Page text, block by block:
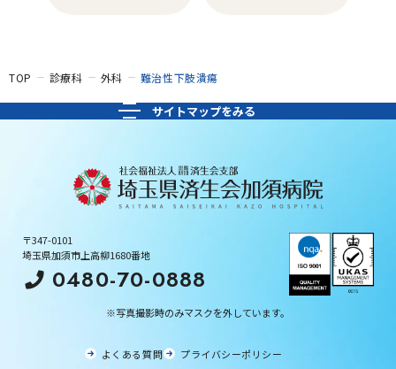
TOP 診療科 外科 難治性下肢潰瘍
〒347-0101
埼玉県加須市上高柳1680番地
0480-70-0888
※写真撮影時のみマスクを外しています。
よくある質問 プライバシーポリシー